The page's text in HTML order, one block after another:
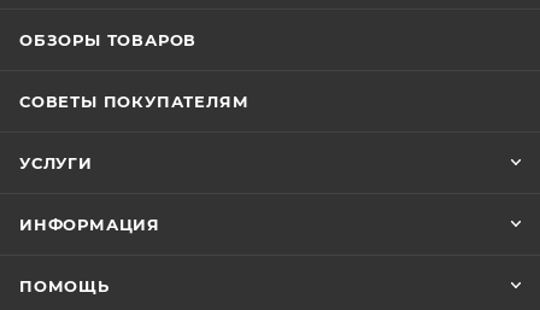
ОБЗОРЫ ТОВАРОВ
СОВЕТЫ ПОКУПАТЕЛЯМ
УСЛУГИ
ИНФОРМАЦИЯ
ПОМОЩЬ